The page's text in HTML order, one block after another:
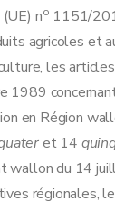
no 1151/
agricoles et
les
1989
en Région
et 14
wallon du 14
régionales,